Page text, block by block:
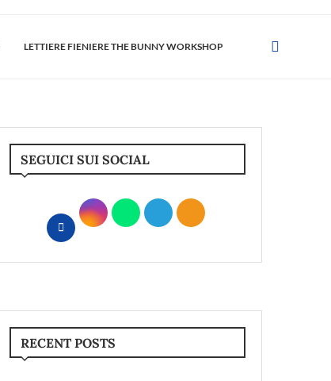
LETTIERE FIENIERE THE BUNNY WORKSHOP
SEGUICI SUI SOCIAL
RECENT POSTS